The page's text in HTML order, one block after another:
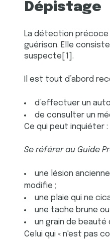
Dépistage
La détection précoce
guérison. Elle
suspecte[1].
Il est tout d’abord
d’effectuer un
de consulter un
Ce qui peut inquiéter :
Se référer au Guide
une lésion
modifie ;
une plaie qui ne
une tache brune
un grain de beauté
Celui qui « n'est pas